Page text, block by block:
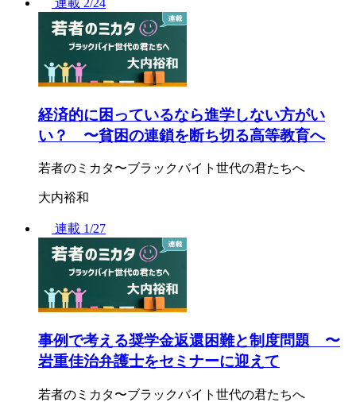
経済的に困っているなら進学しない方がい
い？ 〜貧困の連鎖を断ち切る高等教育へ
若者のミカタ〜ブラックバイト世代の君たちへ
大内裕和
連載 1/27
事例で考える奨学金返還困難と制度問題 〜
岩重佳治弁護士をセミナーに迎えて
若者のミカタ〜ブラックバイト世代の君たちへ